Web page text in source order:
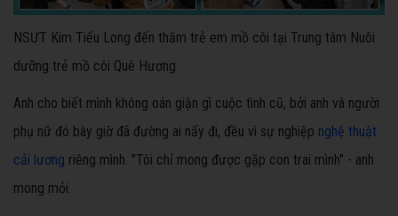
NSƯT Kim Tiểu Long đến thăm trẻ em mồ côi tại Trung tâm Nuôi
dưỡng trẻ mồ côi Quê Hương
Anh cho biết mình không oán giận gì cuộc tình cũ, bởi anh và người
phụ nữ đó bây giờ đã đường ai nấy đi, đều vì sự nghiệp nghệ thuật
cải lương riêng mình. "Tôi chỉ mong được gặp con trai mình" - anh
mong mỏi.